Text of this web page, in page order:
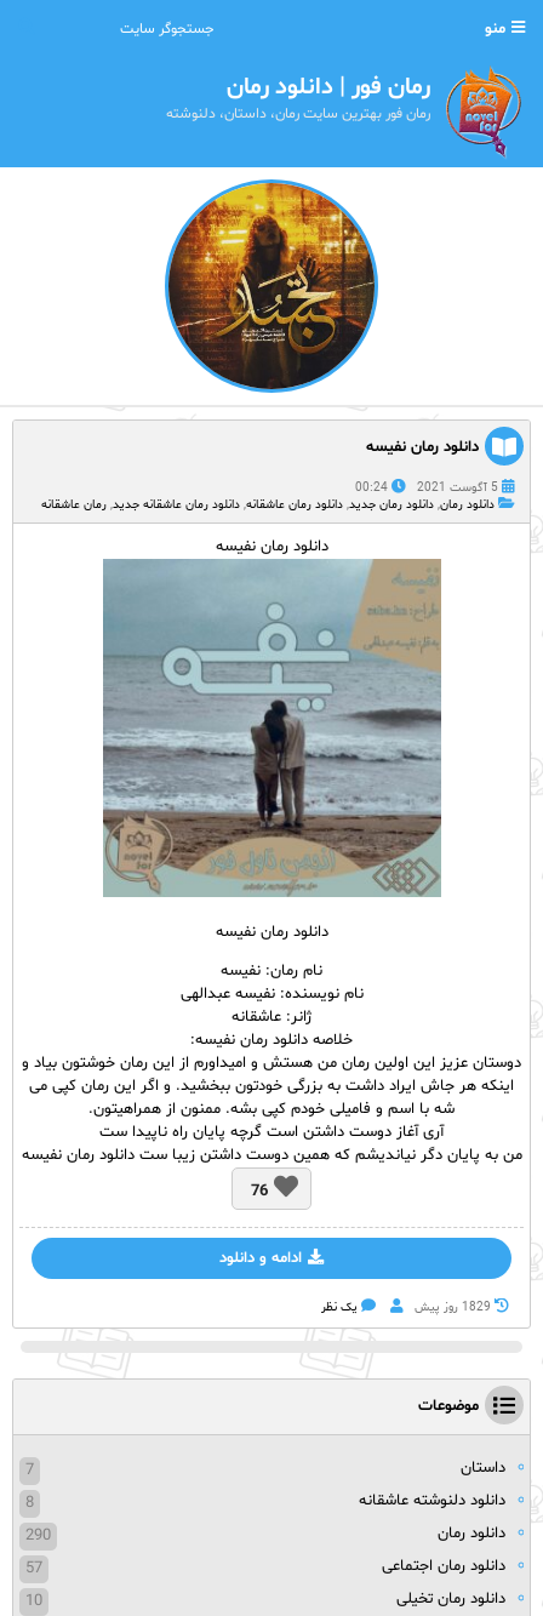
منو
رمان فور | دانلود رمان
رمان فور بهترین سایت رمان، داستان، دلنوشته
دانلود رمان نفیسه
5 آگوست 2021
00:24
دانلود رمان, دانلود رمان جدید, دانلود رمان عاشقانه, دانلود رمان عاشقانه جدید, رمان عاشقانه
دانلود رمان نفیسه
دانلود رمان نفیسه
نام رمان: نفیسه
نام نویسنده: نفیسه عبدالهی
ژانر: عاشقانه
خلاصه دانلود رمان نفیسه:
دوستان عزیز این اولین رمان من هستش و امیداورم از این رمان خوشتون بیاد و
اینکه هر جاش ایراد داشت به بزرگی خودتون ببخشید. و اگر این رمان کپی می
شه با اسم و فامیلی خودم کپی بشه. ممنون از همراهیتون.
آری آغاز دوست داشتن است گرچه پایان راه ناپیدا ست
من به پایان دگر نیاندیشم که همین دوست داشتن زیبا ست دانلود رمان نفیسه
76
ادامه و دانلود
1829 روز پيش یک نظر
موضوعات
داستان
7
دانلود دلنوشته عاشقانه
8
دانلود رمان
290
دانلود رمان اجتماعی
57
دانلود رمان تخیلی
10